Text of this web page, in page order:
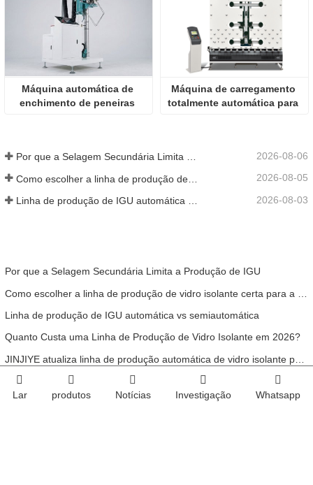
Máquina automática de
enchimento de peneiras
Máquina de carregamento
totalmente automática para
Por que a Selagem Secundária Limita a Produção de IGU 2026-08-06
2026-08-05
2026-08-03
Por que a Selagem Secundária Limita a Produção de IGU
Linha de produção de IGU automática vs semiautomática
Quanto Custa uma Linha de Produção de Vidro Isolante em 2026?
Lar produtos Notícias Investigação Whatsapp